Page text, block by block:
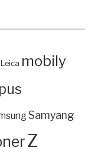
Leica mobily
Samyang
Z